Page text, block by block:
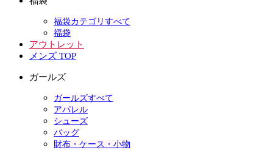
福袋カテゴリすべて
福袋
アウトレット
メンズ TOP
ガールズ
ガールズすべて
アパレル
シューズ
バッグ
財布・ケース・小物